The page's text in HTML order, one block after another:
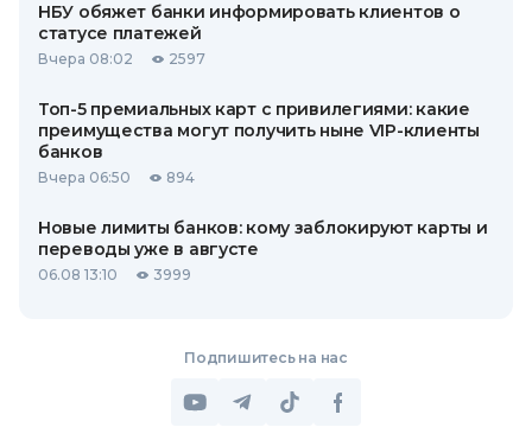
НБУ обяжет банки информировать клиентов о
статусе платежей
Вчера 08:02 2597
Топ-5 премиальных карт с привилегиями: какие
преимущества могут получить ныне VIP-клиенты
банков
Вчера 06:50 894
Новые лимиты банков: кому заблокируют карты и
переводы уже в августе
06.08 13:10 3999
Подпишитесь на нас